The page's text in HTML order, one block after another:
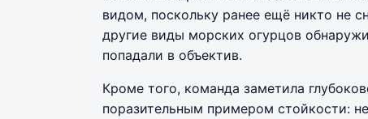
видом, поскольку ранее ещё никто не
другие виды морских огурцов
попадали в объектив.
Кроме того, команда заметила
поразительным примером стойкости: